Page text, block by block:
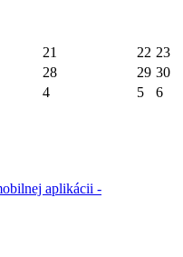
21 22 23
28 29 30
4 5 6
aplikácii -